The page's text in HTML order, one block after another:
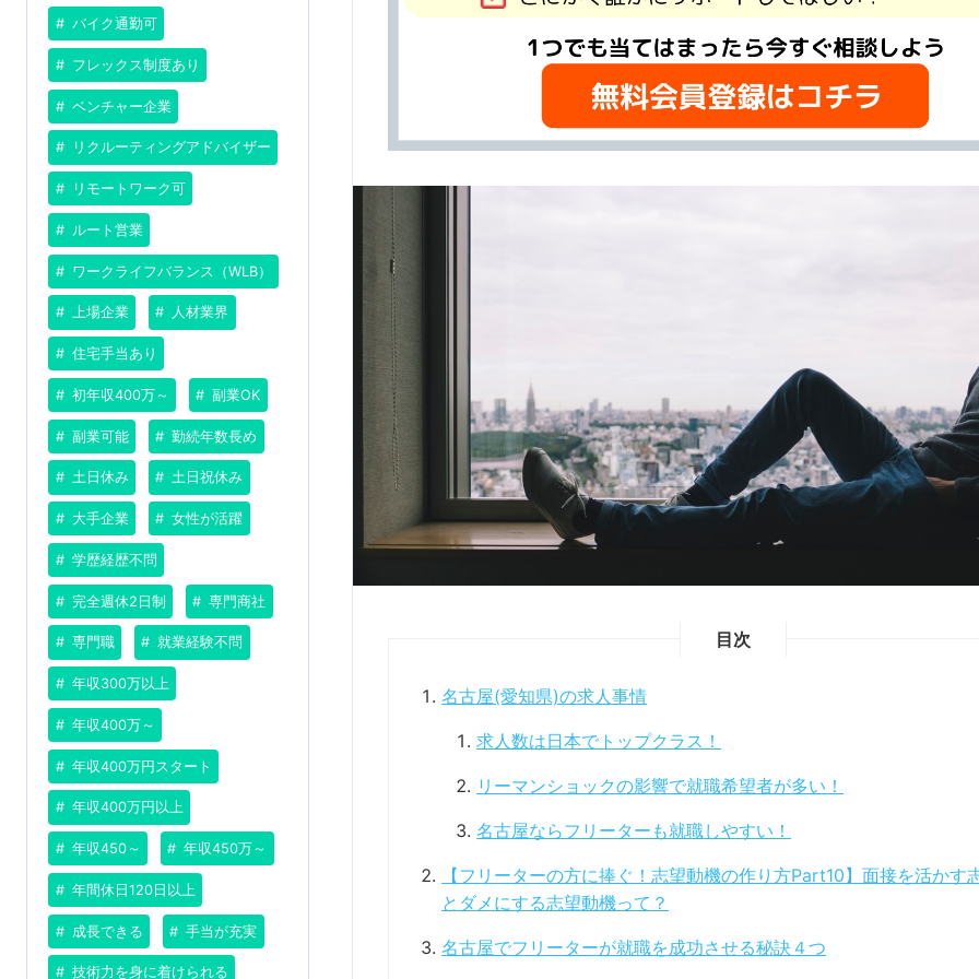
バイク通勤可
フレックス制度あり
ベンチャー企業
リクルーティングアドバイザー
リモートワーク可
ルート営業
ワークライフバランス（WLB）
上場企業 人材業界
住宅手当あり
初年収400万～ 副業OK
副業可能 勤続年数長め
土日休み 土日祝休み
大手企業 女性が活躍
学歴経歴不問
完全週休2日制 専門商社
専門職 就業経験不問
年収300万以上
年収400万～
年収400万円スタート
年収400万円以上
年収450～ 年収450万～
年間休日120日以上
成長できる 手当が充実
技術力を身に着けられる
目次
名古屋(愛知県)の求人事情
求人数は日本でトップクラス！
リーマンショックの影響で就職希望者が多い！
名古屋ならフリーターも就職しやすい！
【フリーターの方に捧ぐ！志望動機の作り方Part10】面接を活かす
とダメにする志望動機って？
名古屋でフリーターが就職を成功させる秘訣４つ